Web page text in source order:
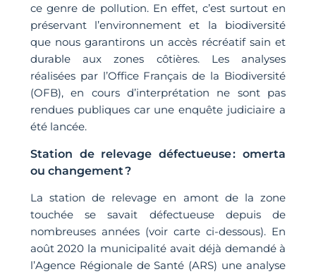
ce genre de pollution. En effet, c’est surtout en
préservant l’environnement et la biodiversité
que nous garantirons un accès récréatif sain et
durable aux zones côtières. Les analyses
réalisées par l’Office Français de la Biodiversité
(OFB), en cours d’interprétation ne sont pas
rendues publiques car une enquête judiciaire a
été lancée.
Station de relevage défectueuse : omerta
ou changement ?
La station de relevage en amont de la zone
touchée se savait défectueuse depuis de
nombreuses années (voir carte ci-dessous). En
août 2020 la municipalité avait déjà demandé à
l’Agence Régionale de Santé (ARS) une analyse